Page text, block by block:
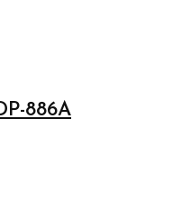
886A